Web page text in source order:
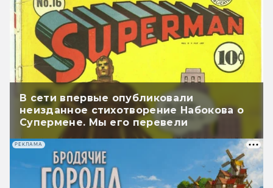
В сети впервые опубликовали
неизданное стихотворение Набокова о
Супермене. Мы его перевели
РЕКЛАМА